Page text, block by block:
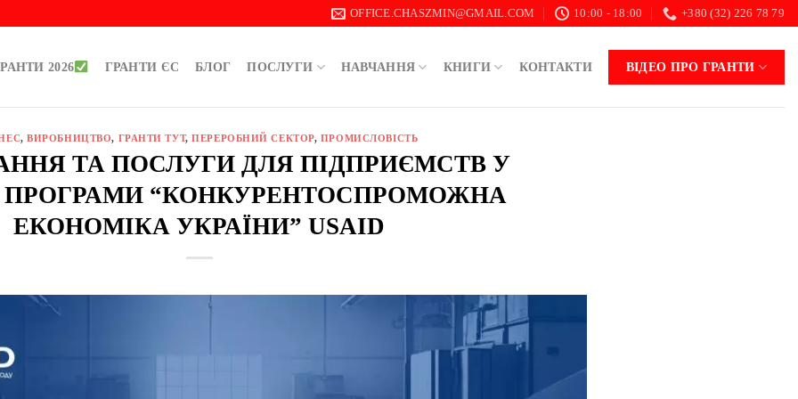
OFFICE.CHASZMIN@GMAIL.COM 10:00 - 18:00 +380 (32) 226 78 79
2026 ГРАНТИ ЄС БЛОГ ПОСЛУГИ НАВЧАННЯ КНИГИ КОНТАКТИ ВІДЕО ПРО ГРАНТИ
,ВИРОБНИЦТВО, ГРАНТИ ТУТ,ПЕРЕРОБНИЙ СЕКТОР, ПРОМИСЛОВІСТЬ
ТА ПОСЛУГИ ДЛЯ ПІДПРИЄМСТВ У
“КОНКУРЕНТОСПРОМОЖНА
ЕКОНОМІКА УКРАЇНИ” USAID